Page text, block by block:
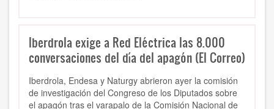
Iberdrola exige a Red Eléctrica las 8.000
conversaciones del día del apagón (El Correo)
Iberdrola, Endesa y Naturgy abrieron ayer la comisión
de investigación del Congreso de los Diputados sobre
el apagón tras el varapalo de la Comisión Nacional de